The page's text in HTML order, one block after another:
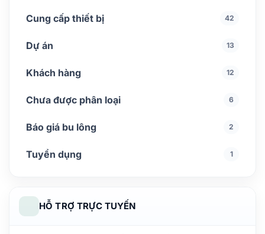
Cung cấp thiết bị 42
Dự án 13
Khách hàng 12
Chưa được phân loại 6
Báo giá bu lông 2
Tuyển dụng 1
HỖ TRỢ TRỰC TUYẾN